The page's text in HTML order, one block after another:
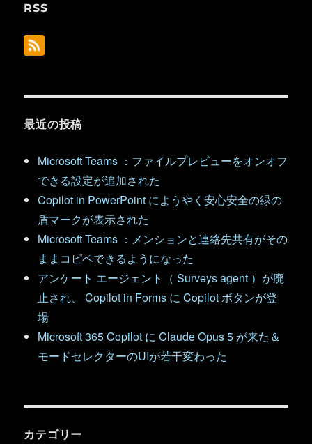
RSS
最近の投稿
Microsoft Teams ：ファイルプレビューをオンオフ
できる設定が追加された
Copilot in PowerPoint にようやく安心安全の緑の
盾マークが表示された
Microsoft Teams ：メンションと連絡先共有がその
ままコピペできるようになった
アンケート エージェント（ Surveys agent ）が廃
止され、 Copilot in Forms に Copilot ボタンが登
場
Microsoft 365 Copilot に Claude Opus 5 が来た＆
モードセレクターのUIが若干変わった
カテゴリー